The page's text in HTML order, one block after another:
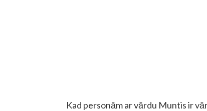
Kad personām ar vārdu Muntis ir